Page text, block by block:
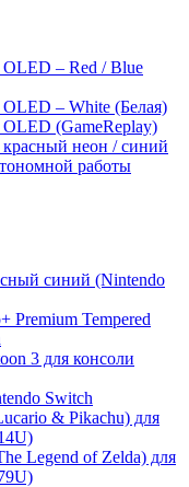
OLED – Red / Blue
– White (Белая)
(GameReplay)
неон / синий
работы
синий (Nintendo
Premium Tempered
3 для консоли
Switch
& Pikachu) для
Legend of Zelda) для